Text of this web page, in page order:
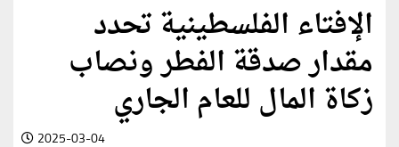
الإفتاء الفلسطينية تحدد
مقدار صدقة الفطر ونصاب
زكاة المال للعام الجاري
2025-03-04